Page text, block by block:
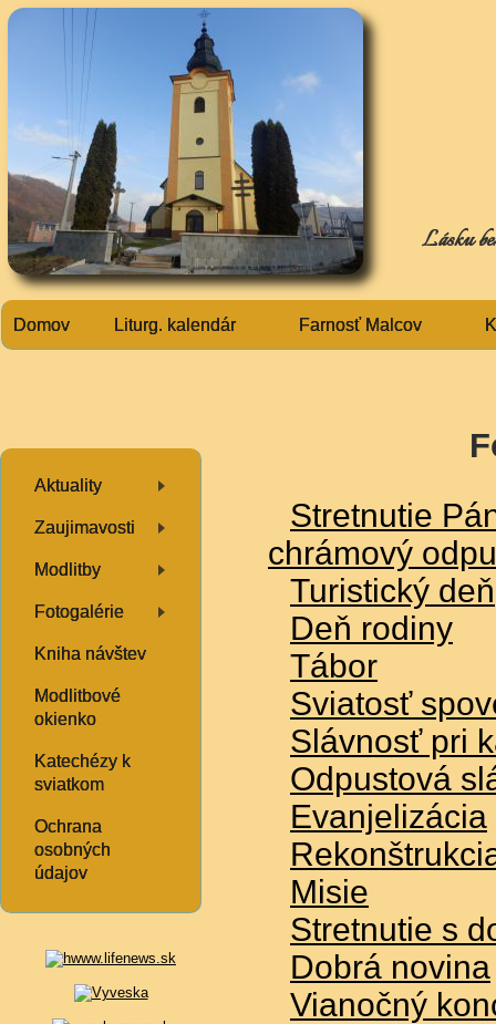
Lásku
Domov Liturg. kalendár Farnosť Malcov
Aktuality
Zaujimavosti
Modlitby
Fotogalérie
Kniha návštev
Modlitbové
okienko
Katechézy k
sviatkom
Ochrana
osobných
údajov
Stretnutie
chrámový
Turistický deň
Deň rodiny
Tábor
Sviatosť
Slávnosť pri
Odpustová
Evanjelizácia
Misie
Stretnutie s
Dobrá novina
Vianočný